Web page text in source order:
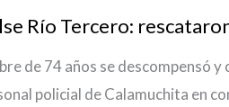
Río Tercero:
de 74 años se descompensó
policial de Calamuchita en